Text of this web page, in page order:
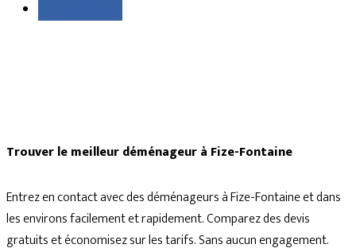
Trouver le meilleur déménageur à Fize-Fontaine
Entrez en contact avec des déménageurs à Fize-Fontaine et dans
les environs facilement et rapidement. Comparez des devis
gratuits et économisez sur les tarifs. Sans aucun engagement.